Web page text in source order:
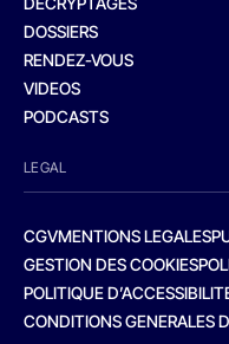
DOSSIERS
RENDEZ-VOUS
VIDEOS
PODCASTS
LEGAL
CGVMENTIONS LEGALES
GESTION DES COOKIES
POLITIQUE
CONDITIONS GENERALES